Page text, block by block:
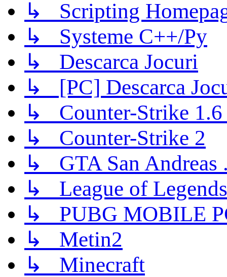
↳ Scripting
↳ Systeme C++/Py
↳ Descarca Jocuri
↳ [PC] Descarca
↳ Counter-Strike 1.6
↳ Counter-Strike 2
↳ GTA San Andreas
↳ League of Legends
↳ PUBG MOBILE
↳ Metin2
↳ Minecraft